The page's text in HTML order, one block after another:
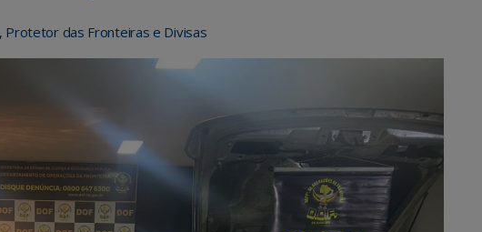
, Protetor das Fronteiras e Divisas